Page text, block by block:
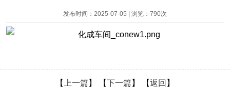
发布时间：2025-07-05 | 浏览：790次
【上一篇 】 【下一篇 】 【返回 】